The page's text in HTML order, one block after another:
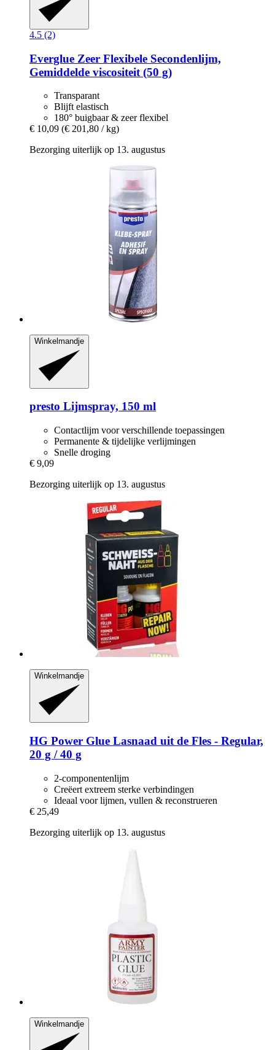
4.5 (2)
Everglue Zeer Flexibele Secondenlijm,
Gemiddelde viscositeit (50 g)
Transparant
Blijft elastisch
180° buigbaar & zeer flexibel
€ 10,09 (€ 201,80 / kg)
Bezorging uiterlijk op 13. augustus
Winkelmandje
presto Lijmspray, 150 ml
Contactlijm voor verschillende toepassingen
Permanente & tijdelijke verlijmingen
Snelle droging
€ 9,09
Bezorging uiterlijk op 13. augustus
Winkelmandje
HG Power Glue Lasnaad uit de Fles -​ Regular,
20 g / 40 g
2-componentenlijm
Creëert extreem sterke verbindingen
Ideaal voor lijmen, vullen & reconstrueren
€ 25,49
Bezorging uiterlijk op 13. augustus
Winkelmandje